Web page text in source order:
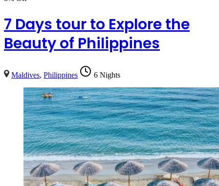
7 Days tour to Explore the
Beauty of Philippines
Maldives,Philippines 6 Nights